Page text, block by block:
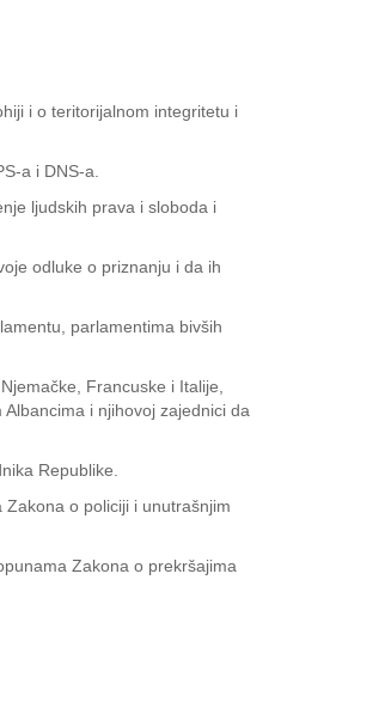
i o teritorijalnom integritetu i
a i DNS-a.
ljudskih prava i sloboda i
odluke o priznanju i da ih
parlamentima bivših
Francuske i Italije,
i njihovoj zajednici da
Republike.
o policiji i unutrašnjim
Zakona o prekršajima